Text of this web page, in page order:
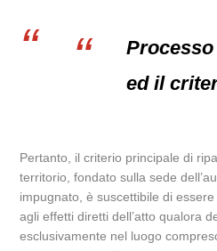
ed il
Pertanto, il criterio principale di
territorio, fondato sulla sede
impugnato, è suscettibile di
agli effetti diretti dell’atto qualora
esclusivamente nel luogo